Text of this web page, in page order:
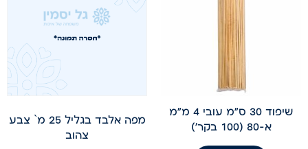
שיפוד 30 ס"מ עובי 4 מ"מ
א-80 (100 בקר')
מפה אלבד בגליל 25 מ` צבע
צהוב